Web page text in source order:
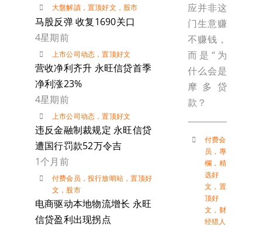
大盤解讀， 置顶好文 ， 股市
马股反弹 收复1690关口
4星期前
上市公司动态 ，置顶好文
营收净利齐升 永旺信贷首季
净利涨23%
4星期前
上市公司动态 ，置顶好文
违反金融制裁规定 永旺信贷
遭国行罚款52万令吉
1个月前
付费会员 ， 投行放哨站 ，置顶好
文 ， 股市
电商驱动本地物流增长 永旺
信贷盈利出现拐点
应并非这
门生意赚
不赚钱，
而是“为
什么会是
摩多贷
款？
付费会
员 ， 專
欄 ， 精
选好
文 ， 置
顶好
文 ， 财
经猎人